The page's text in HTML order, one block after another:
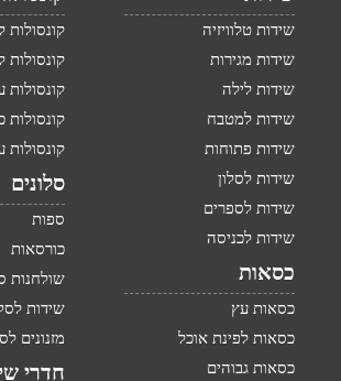
שידות טלוויזיה
שידות מגירות
שידות לילה
שידות למטבח
שידות פתוחות
שידות לסלון
שידות לספרים
שידות לכניסה
כסאות
כסאות עץ
כסאות לפינת אוכל
כסאות גבוהים
קונסולות
קונסולות
קונסולות
קונסולות
קונסולות
סלונים
ספות
כורסאות
שולחנות
שידות
מזנונים
חדרי